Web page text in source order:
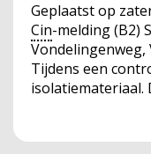
Geplaatst op
Cin-melding (B2)
Tijdens een
isolatiemateriaal.